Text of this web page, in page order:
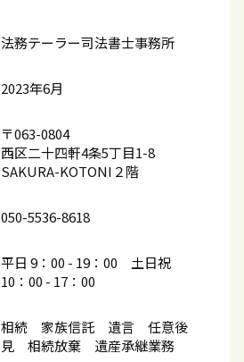
法務テーラー司法書士事務所
2023年6月
〒063-0804
西区二十四軒4条5丁目1-8
SAKURA-KOTONI２階
050-5536-8618
平日 9：00 - 19：00 土日祝
10：00​ - 17：00
相続 家族信託 遺言 任意後
見 相続放棄 遺産承継業務